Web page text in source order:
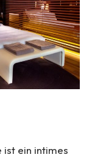
ist ein intimes